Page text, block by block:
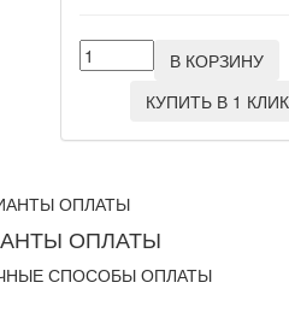
В КОРЗИНУ
КУПИТЬ В 1 КЛИК
ОПЛАТЫ
СПОСОБЫ ОПЛАТЫ